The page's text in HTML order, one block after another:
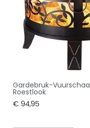
Gardebruk-
Roestlook
€ 94,95